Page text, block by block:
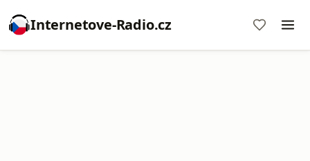
Internetove-Radio.cz